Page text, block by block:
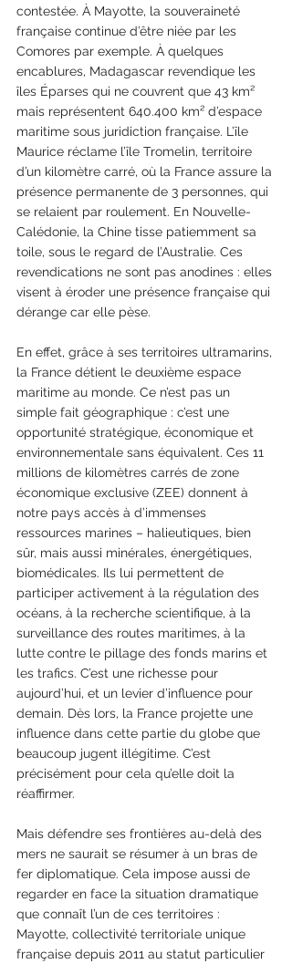
contestée. À Mayotte, la souveraineté
française continue d’être niée par les
Comores par exemple. À quelques
encablures, Madagascar revendique les
îles Éparses qui ne couvrent que 43 km²
mais représentent 640.400 km² d’espace
maritime sous juridiction française. L’île
Maurice réclame l’île Tromelin, territoire
d’un kilomètre carré, où la France assure la
présence permanente de 3 personnes, qui
se relaient par roulement. En Nouvelle-
Calédonie, la Chine tisse patiemment sa
toile, sous le regard de l’Australie. Ces
revendications ne sont pas anodines : elles
visent à éroder une présence française qui
dérange car elle pèse.
En effet, grâce à ses territoires ultramarins,
la France détient le deuxième espace
maritime au monde. Ce n’est pas un
simple fait géographique : c’est une
opportunité stratégique, économique et
environnementale sans équivalent. Ces 11
millions de kilomètres carrés de zone
économique exclusive (ZEE) donnent à
notre pays accès à d’immenses
ressources marines – halieutiques, bien
sûr, mais aussi minérales, énergétiques,
biomédicales. Ils lui permettent de
participer activement à la régulation des
océans, à la recherche scientifique, à la
surveillance des routes maritimes, à la
lutte contre le pillage des fonds marins et
les trafics. C’est une richesse pour
aujourd’hui, et un levier d’influence pour
demain. Dès lors, la France projette une
influence dans cette partie du globe que
beaucoup jugent illégitime. C’est
précisément pour cela qu’elle doit la
réaffirmer.
Mais défendre ses frontières au-delà des
mers ne saurait se résumer à un bras de
fer diplomatique. Cela impose aussi de
regarder en face la situation dramatique
que connaît l’un de ces territoires :
Mayotte, collectivité territoriale unique
française depuis 2011 au statut particulier